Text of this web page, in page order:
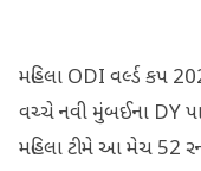
મહિલા ODI વર્લ્ડ કપ
વચ્ચે નવી મુંબઈના DY
મહિલા ટીમે આ મેચ 52